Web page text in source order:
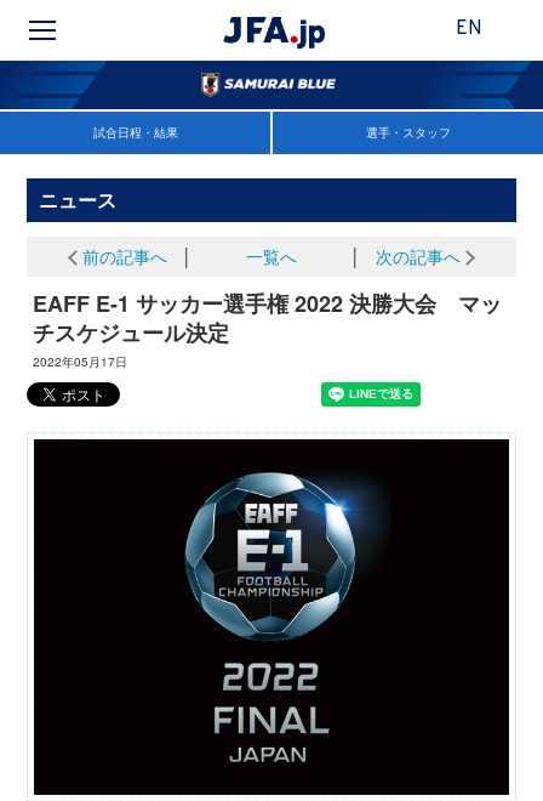
EN
試合日程・結果 選手・スタッフ
ニュース
前の記事へ 一覧へ 次の記事へ
EAFF E-1 サッカー選手権 2022 決勝大会 マッ
チスケジュール決定
2022年05月17日